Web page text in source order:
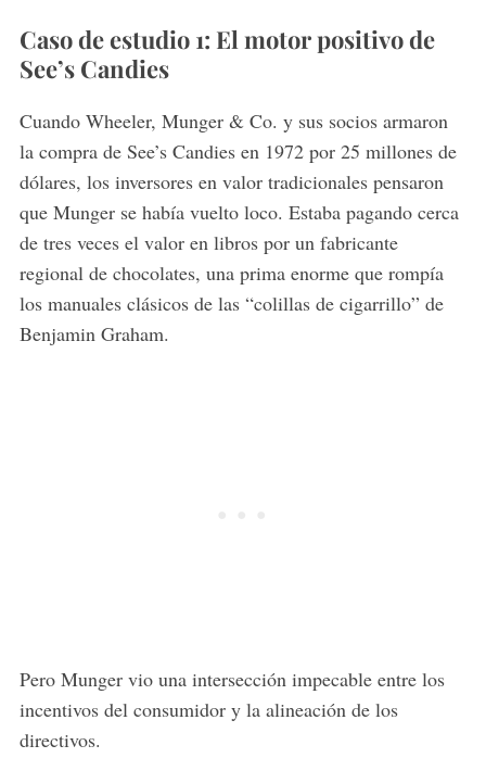
Caso de estudio 1: El motor positivo de
See’s Candies
Cuando Wheeler, Munger & Co. y sus socios armaron
la compra de See’s Candies en 1972 por 25 millones de
dólares, los inversores en valor tradicionales pensaron
que Munger se había vuelto loco. Estaba pagando cerca
de tres veces el valor en libros por un fabricante
regional de chocolates, una prima enorme que rompía
los manuales clásicos de las “colillas de cigarrillo” de
Benjamin Graham.
Pero Munger vio una intersección impecable entre los
incentivos del consumidor y la alineación de los
directivos.